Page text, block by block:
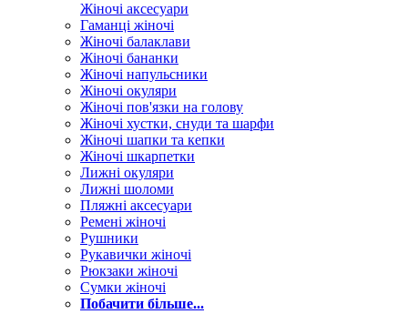
Жіночі аксесуари
Гаманці жіночі
Жіночі балаклави
Жіночі бананки
Жіночі напульсники
Жіночі окуляри
Жіночі пов'язки на голову
Жіночі хустки, снуди та шарфи
Жіночі шапки та кепки
Жіночі шкарпетки
Лижні окуляри
Лижні шоломи
Пляжні аксесуари
Ремені жіночі
Рушники
Рукавички жіночі
Рюкзаки жіночі
Сумки жіночі
Побачити більше...